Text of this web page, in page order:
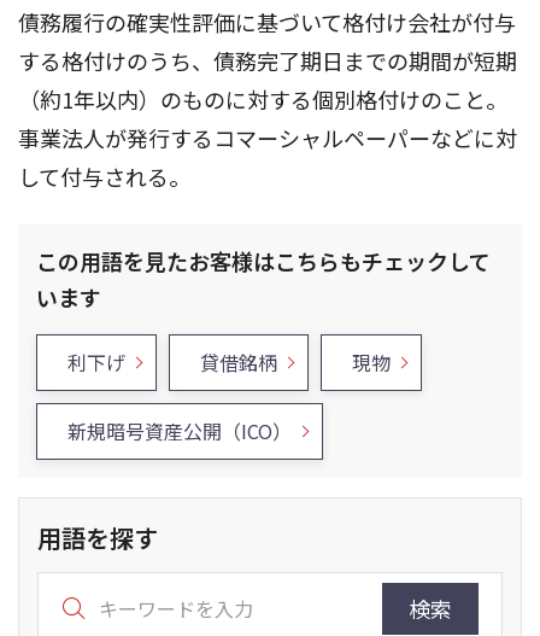
債務履行の確実性評価に基づいて格付け会社が付与
する格付けのうち、債務完了期日までの期間が短期
（約1年以内）のものに対する個別格付けのこと。
事業法人が発行するコマーシャルペーパーなどに対
して付与される。
この用語を見たお客様はこちらもチェックして
います
利下げ 貸借銘柄 現物
新規暗号資産公開（ICO）
用語を探す
検索